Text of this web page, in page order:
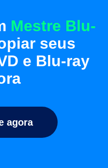
Mestre Blu-
seus
e Blu-ray
agora